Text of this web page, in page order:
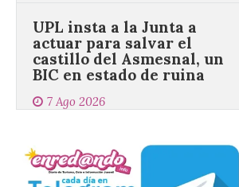
Un Bien de Interés
Cultural abandonado
procuradores leonesistas
propietarios para exigirles medidas
inmediatas que frenen el deterioro y el
riesgo de colapso. Los procuradores de